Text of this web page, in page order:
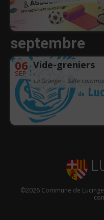
septembre
06
SEP
Vide-greniers
-
La Grange – Salle
©2026 Commune de